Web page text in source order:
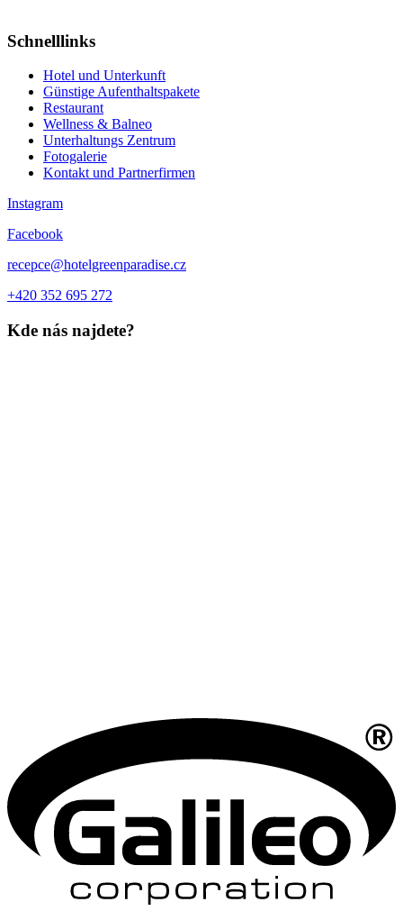
Schnelllinks
Hotel und Unterkunft
Günstige Aufenthaltspakete
Restaurant
Wellness & Balneo
Unterhaltungs Zentrum
Fotogalerie
Kontakt und Partnerfirmen
Instagram
Facebook
recepce@hotelgreenparadise.cz
+420 352 695 272
Kde nás najdete?